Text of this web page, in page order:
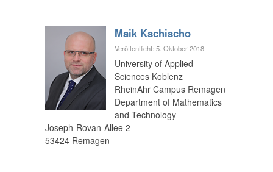
Maik Kschischo
Veröffentlicht: 5. Oktober 2018
University of Applied
Sciences Koblenz
RheinAhr Campus Remagen
Department of Mathematics
and Technology
Joseph-Rovan-Allee 2
53424 Remagen